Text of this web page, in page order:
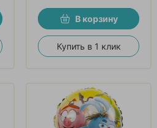
В корзину
Купить в 1 клик